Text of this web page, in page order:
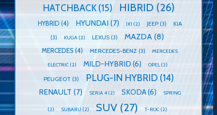
HATCHBACK(15) HIBRID (26)
HYBRID (4) HYUNDAI(7) IX1 (2) JEEP(3)
KIA
(3)
KUGA (2) LEXUS (3) MAZDA (8)
MERCEDES (4) MERCEDES-BENZ (3) MERCEDES
ELECTRIC(2) MILD-HYBRID(6) OPEL(2)
PEUGEOT (3) PLUG-IN HYBRID (14)
RENAULT (7) SERIA 4(2) SKODA(6) SPRING
(2) SUBARU (2) SUV (27) T-ROC (2)